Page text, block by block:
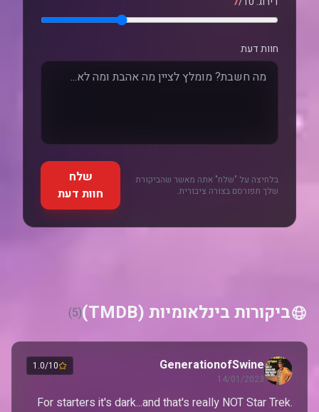
חוות דעת
בלחיצה על "שלח" אתה מאשר שהביקורת
שלך תפורסם בצורה ציבורית.
שלח
חוות דעת
ביקורות בינלאומיות (TMDB) (5)
GenerationofSwine
14/01/2023
1.0/10
For starters it's dark...and that's really NOT Star Trek.